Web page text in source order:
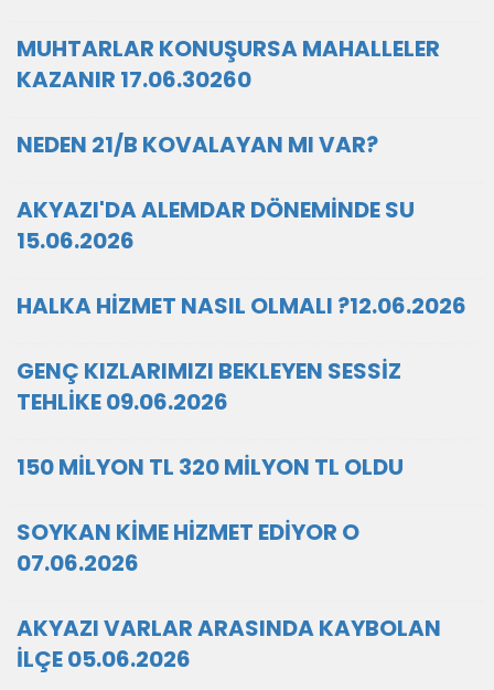
MUHTARLAR KONUŞURSA MAHALLELER
KAZANIR 17.06.30260
NEDEN 21/B KOVALAYAN MI VAR?
AKYAZI'DA ALEMDAR DÖNEMİNDE SU
15.06.2026
HALKA HİZMET NASIL OLMALI ?12.06.2026
GENÇ KIZLARIMIZI BEKLEYEN SESSİZ
TEHLİKE 09.06.2026
150 MİLYON TL 320 MİLYON TL OLDU
SOYKAN KİME HİZMET EDİYOR O
07.06.2026
AKYAZI VARLAR ARASINDA KAYBOLAN
İLÇE 05.06.2026